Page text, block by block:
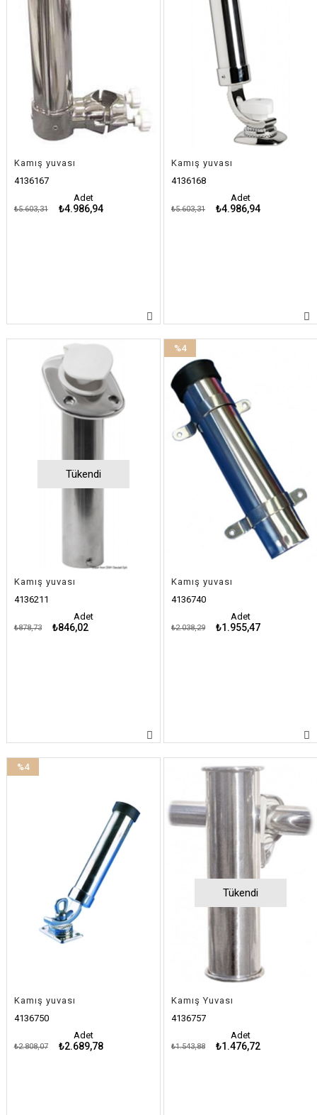
Kamış yuvası
4136167
Adet
₺4.986,94
₺5.603,31
Kamış yuvası
4136168
Adet
₺4.986,94
₺5.603,31
Tükendi
Kamış yuvası
4136211
Adet
₺846,02
₺878,73
Kamış yuvası
4136740
Adet
₺1.955,47
₺2.038,29
%4
İndirim
%4İndirim
Kamış yuvası
4136750
Adet
₺2.689,78
₺2.808,07
%4
Tükendi
Kamış Yuvası
4136757
Adet
₺1.476,72
₺1.543,88